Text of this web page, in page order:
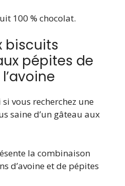
100 % chocolat.
biscuits
pépites de
vous recherchez une
saine d’un gâteau aux
la combinaison
d’avoine et de pépites